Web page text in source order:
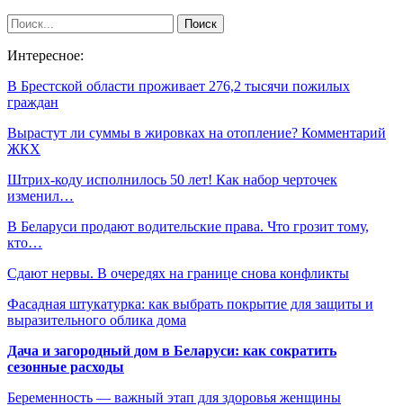
Интересное:
В Брестской области проживает 276,2 тысячи пожилых
граждан
Вырастут ли суммы в жировках на отопление? Комментарий
ЖКХ
Штрих-коду исполнилось 50 лет! Как набор черточек
изменил…
В Беларуси продают водительские права. Что грозит тому,
кто…
Сдают нервы. В очередях на границе снова конфликты
Фасадная штукатурка: как выбрать покрытие для защиты и
выразительного облика дома
Дача и загородный дом в Беларуси: как сократить
сезонные расходы
Беременность — важный этап для здоровья женщины